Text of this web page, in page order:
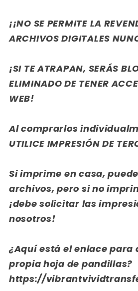
¡¡NO SE PERMITE LA
ARCHIVOS DIGITALES
¡SI TE ATRAPAN, SERÁS
ELIMINADO DE TENER
WEB!
Al comprarlos
UTILICE IMPRESIÓN DE
Si imprime en casa,
archivos, pero si no
¡debe solicitar las
nosotros!
¿Aquí está el enlace para
propia hoja de pandillas?
https://